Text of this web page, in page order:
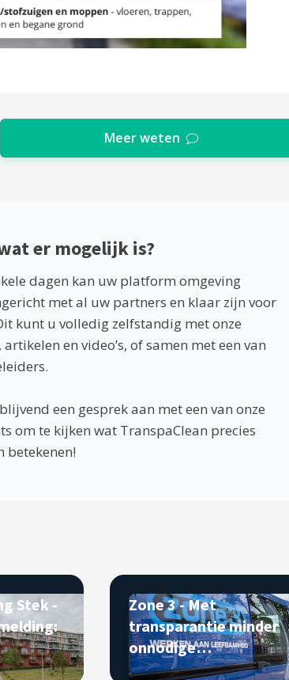
Meer weten
er mogelijk is?
dagen kan uw platform omgeving
met al uw partners en klaar zijn voor
kunt u volledig zelfstandig met onze
en video’s, of samen met een van
een gesprek aan met een van onze
om te kijken wat TranspaClean precies
betekenen!
Stek -
Zone 3 - Met
transparantie minder
onnodige
schoonmaakm